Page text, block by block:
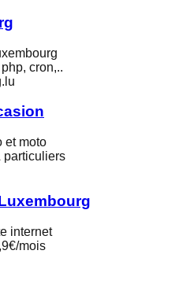
cron,..
et moto
particuliers
internet
mois